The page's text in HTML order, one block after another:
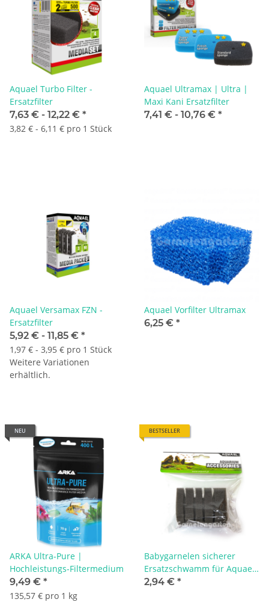
Aquael Turbo Filter -
Ersatzfilter
7,63 € - 12,22 € *
3,82 € - 6,11 € pro 1 Stück
Aquael Ultramax | Ultra |
Maxi Kani Ersatzfilter
7,41 € - 10,76 € *
Aquael Versamax FZN -
Ersatzfilter
5,92 € - 11,85 € *
1,97 € - 3,95 € pro 1 Stück
Weitere Variationen
erhältlich.
Aquael Vorfilter Ultramax
6,25 € *
NEU
ARKA Ultra-Pure |
Hochleistungs-Filtermedium
9,49 € *
135,57 € pro 1 kg
BESTSELLER
Babygarnelen sicherer
Ersatzschwamm für Aquael
Pat Mini
2,94 € *